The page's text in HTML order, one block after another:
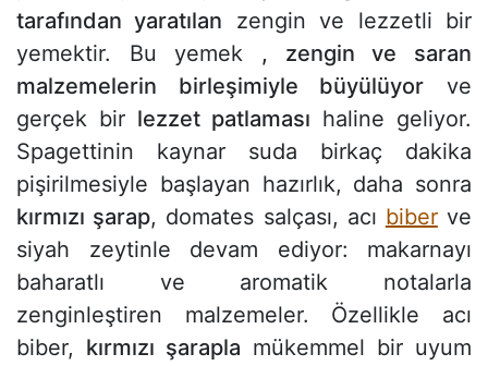
tarafından yaratılan zengin ve lezzetli bir
yemektir. Bu yemek , zengin ve saran
malzemelerin birleşimiyle büyülüyor ve
gerçek bir lezzet patlaması haline geliyor.
Spagettinin kaynar suda birkaç dakika
pişirilmesiyle başlayan hazırlık, daha sonra
kırmızı şarap, domates salçası, acı biberve
siyah zeytinle devam ediyor: makarnayı
baharatlı ve aromatik notalarla
zenginleştiren malzemeler. Özellikle acı
biber, kırmızı şarapla mükemmel bir uyum